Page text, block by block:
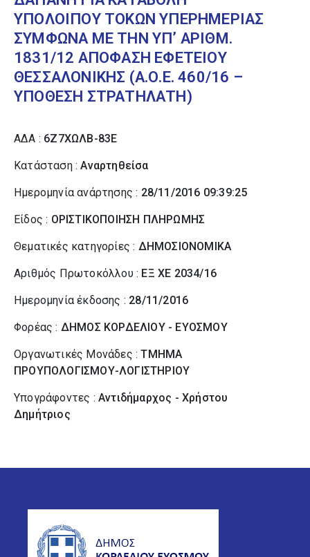
ΥΠΟΛΟΙΠΟΥ ΤΟΚΩΝ ΥΠΕΡΗΜΕΡΙΑΣ
ΣΥΜΦΩΝΑ ΜΕ ΤΗΝ ΥΠ’ ΑΡΙΘΜ.
1831/12 ΑΠΟΦΑΣΗ ΕΦΕΤΕΙΟΥ
ΘΕΣΣΑΛΟΝΙΚΗΣ (Α.Ο.Ε. 460/16 –
ΥΠΟΘΕΣΗ ΣΤΡΑΤΗΛΑΤΗ)
ΑΔΑ : 6Ζ7ΧΩΛΒ-83Ε
Κατάσταση :Αναρτηθείσα
Ημερομηνία ανάρτησης : 28/11/2016 09:39:25
Είδος : ΟΡΙΣΤΙΚΟΠΟΙΗΣΗ ΠΛΗΡΩΜΗΣ
Θεματικές κατηγορίες : ΔΗΜΟΣΙΟΝΟΜΙΚΑ
Αριθμός Πρωτοκόλλου : ΕΞ ΧΕ 2034/16
Ημερομηνία έκδοσης : 28/11/2016
Φορέας : ΔΗΜΟΣ ΚΟΡΔΕΛΙΟΥ - ΕΥΟΣΜΟΥ
Οργανωτικές Μονάδες :ΤΜΗΜΑ
ΠΡΟΥΠΟΛΟΓΙΣΜΟΥ-ΛΟΓΙΣΤΗΡΙΟΥ
Υπογράφοντες : Αντιδήμαρχος - Χρήστου
Δημήτριος